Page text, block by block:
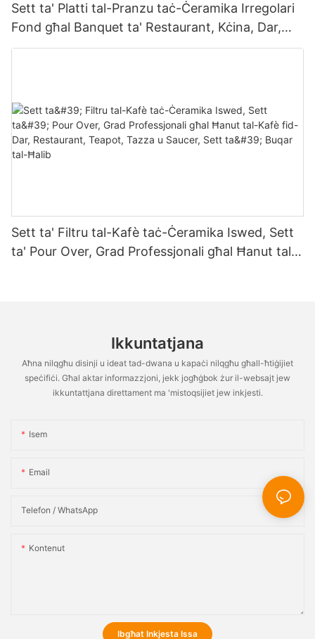
Sett ta' Platti tal-Pranzu taċ-Ċeramika Irregolari
Fond għal Banquet ta' Restaurant, Kċina, Dar,
Lukanda, Oġġetti tal-Mejda Kummerċjali, Steak,
Sett ta' Filtru tal-Kafè taċ-Ċeramika Iswed, Sett
ta' Pour Over, Grad Professjonali għal Ħanut tal-
Ikkuntatjana
Aħna nilqgħu disinji u ideat tad-dwana u kapaċi nilqgħu għall-ħtiġijiet
speċifiċi. Għal aktar informazzjoni, jekk jogħġbok żur il-websajt jew
ikkuntattjana direttament ma 'mistoqsijiet jew inkjesti.
Isem
Email
Telefon / WhatsApp
Kontenut
Ibgħat Inkjesta Issa